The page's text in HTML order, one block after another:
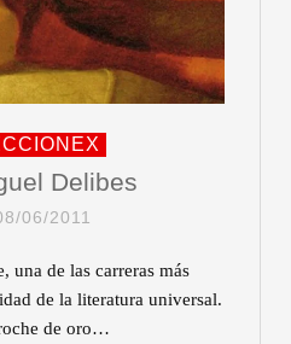
Delibes
06/2011
una de las carreras más
de la literatura universal.
de oro…